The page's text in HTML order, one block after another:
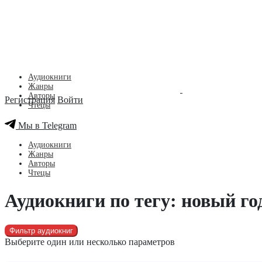
Регистрация Войти
Аудиокниги
Жанры
Авторы
Чтецы
Мы в Telegram
Аудиокниги
Жанры
Авторы
Чтецы
Аудиокниги по тегу: новый
Фильтр аудиокниг
Выберите один или несколько параметров